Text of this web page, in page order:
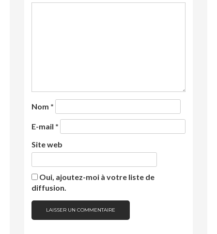
Nom *
E-mail *
Site web
Oui, ajoutez-moi à votre liste de
diffusion.